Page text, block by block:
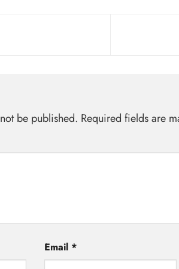
be published. Required fields are
Email *